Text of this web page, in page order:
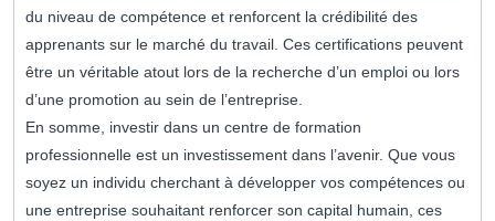
du niveau de compétence et renforcent la crédibilité des
apprenants sur le marché du travail. Ces certifications peuvent
être un véritable atout lors de la recherche d’un emploi ou lors
d’une promotion au sein de l’entreprise.
En somme, investir dans un centre de formation
professionnelle est un investissement dans l’avenir. Que vous
soyez un individu cherchant à développer vos compétences ou
une entreprise souhaitant renforcer son capital humain, ces